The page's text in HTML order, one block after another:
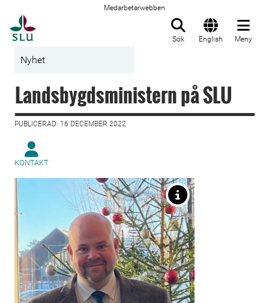
Medarbetarwebben
Sök English Meny
Nyhet
Landsbygdsministern på SLU
PUBLICERAD: 16 DECEMBER 2022
KONTAKT